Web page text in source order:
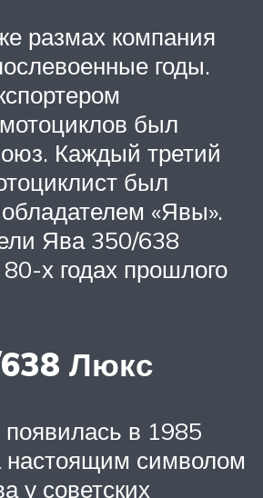
размах компания
годы.
был
Каждый третий
был
«Явы».
Ява 350/638
х годах прошлого
Люкс
в 1985
настоящим символом
у советских